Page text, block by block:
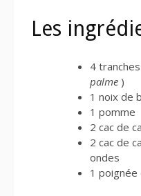
Les
4
palme )
1 noix de
1 pomme
2 cac de
2 cac de
ondes
1 poignée